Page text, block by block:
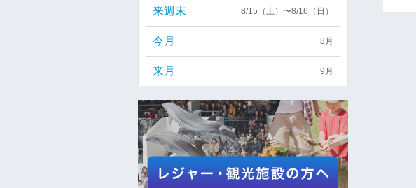
来週末 8/15（土）〜8/16（日）
今月 8月
来月 9月